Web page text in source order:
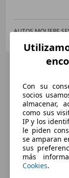
AUTOS MOLIERE
Con su
socios
almacenar,
como sus
IP y los
le piden
se amparan
sus
más
Cookies.